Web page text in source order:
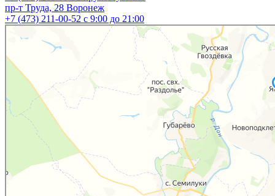
пр-т Труда, 28 Воронеж
+7 (473) 211-00-52 c 9:00 до 21:00